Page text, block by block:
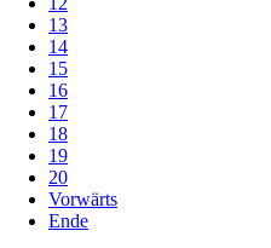
13
14
15
16
17
18
19
20
Vorwärts
Ende